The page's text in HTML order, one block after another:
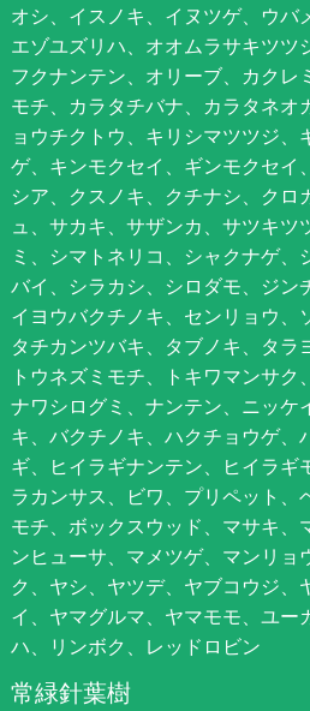
オシ、イスノキ、イヌツゲ、ウバ
エゾユズリハ、オオムラサキツツ
フクナンテン、オリーブ、カクレ
モチ、カラタチバナ、カラタネオ
ョウチクトウ、キリシマツツジ、
ゲ、キンモクセイ、ギンモクセイ
シア、クスノキ、クチナシ、クロ
ュ、サカキ、サザンカ、サツキツ
ミ、シマトネリコ、シャクナゲ、
バイ、シラカシ、シロダモ、ジン
イヨウバクチノキ、センリョウ、
タチカンツバキ、タブノキ、タラ
トウネズミモチ、トキワマンサク
ナワシログミ、ナンテン、ニッケ
キ、バクチノキ、ハクチョウゲ、
ギ、ヒイラギナンテン、ヒイラギ
ラカンサス、ビワ、プリペット、
モチ、ボックスウッド、マサキ、
ンヒューサ、マメツゲ、マンリョ
ク、ヤシ、ヤツデ、ヤブコウジ、
イ、ヤマグルマ、ヤマモモ、ユー
ハ、リンボク、レッドロビン
常緑針葉樹